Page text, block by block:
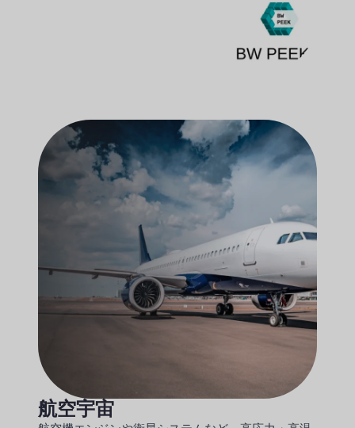
航空宇宙